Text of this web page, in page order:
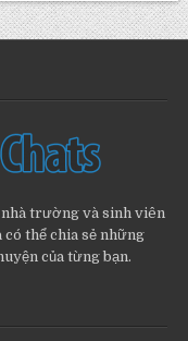
trường và sinh viên
thể chia sẻ những
của từng bạn.